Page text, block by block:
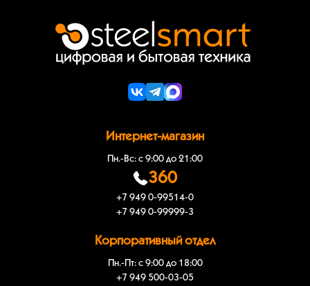
Интернет-магазин
Пн.-Вс: с 9:00 до 21:00
360
+7 949 0-99514-0
+7 949 0-99999-3
Корпоративный отдел
Пн.-Пт: с 9:00 до 18:00
+7 949 500-03-05